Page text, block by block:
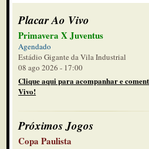
Placar Ao Vivo
Primavera X Juventus
Agendado
Estádio Gigante da Vila Industrial
08 ago 2026 - 17:00
Clique aqui para acompanhar e
Vivo!
Próximos Jogos
Copa Paulista